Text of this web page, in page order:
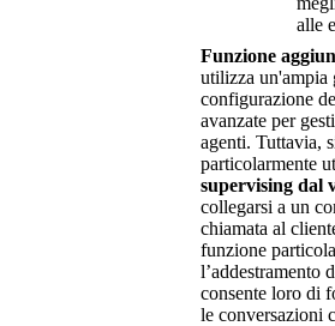
alle
Funzione
utilizza un'ampia
configurazione
avanzate per
agenti. Tuttavia,
particolarmente
supervising dal
collegarsi a un
chiamata al
funzione
l’addestramento
consente loro di
le conversazioni